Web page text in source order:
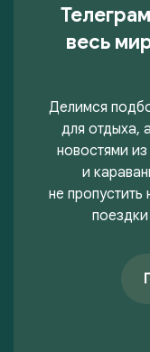
весь
Делимся
для отдыха,
новостями
и
не пропустить